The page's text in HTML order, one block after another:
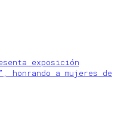
exposición
honrando a mujeres de